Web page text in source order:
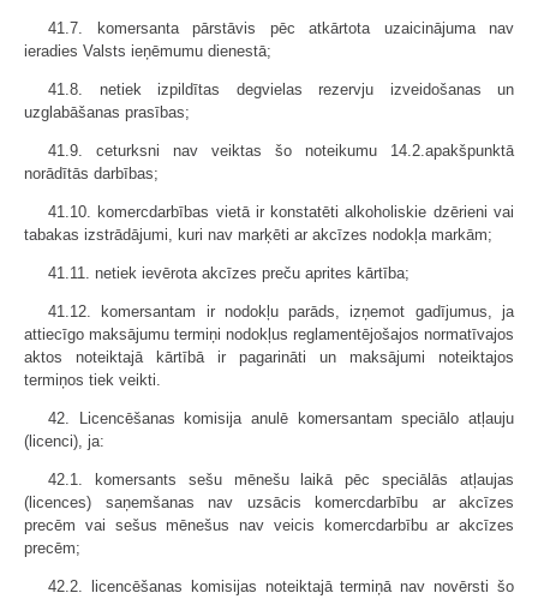
41.7. komersanta pārstāvis pēc atkārtota uzaicinājuma nav
ieradies Valsts ieņēmumu dienestā;
41.8. netiek izpildītas degvielas rezervju izveidošanas un
uzglabāšanas prasības;
41.9. ceturksni nav veiktas šo noteikumu 14.2.apakšpunktā
norādītās darbības;
41.10. komercdarbības vietā ir konstatēti alkoholiskie dzērieni vai
tabakas izstrādājumi, kuri nav marķēti ar akcīzes nodokļa markām;
41.11. netiek ievērota akcīzes preču aprites kārtība;
41.12. komersantam ir nodokļu parāds, izņemot gadījumus, ja
attiecīgo maksājumu termiņi nodokļus reglamentējošajos normatīvajos
aktos noteiktajā kārtībā ir pagarināti un maksājumi noteiktajos
termiņos tiek veikti.
42. Licencēšanas komisija anulē komersantam speciālo atļauju
(licenci), ja:
42.1. komersants sešu mēnešu laikā pēc speciālās atļaujas
(licences) saņemšanas nav uzsācis komercdarbību ar akcīzes
precēm vai sešus mēnešus nav veicis komercdarbību ar akcīzes
precēm;
42.2. licencēšanas komisijas noteiktajā termiņā nav novērsti šo